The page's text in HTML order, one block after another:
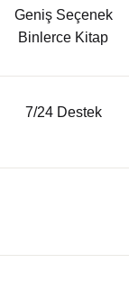
Geniş Seçenek
Binlerce Kitap
7/24 Destek